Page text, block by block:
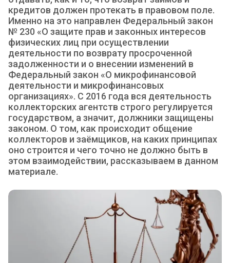
кредитов должен протекать в правовом поле.
Именно на это направлен Федеральный закон
№ 230 «О защите прав и законных интересов
физических лиц при осуществлении
деятельности по возврату просроченной
задолженности и о внесении изменений в
Федеральный закон «О микрофинансовой
деятельности и микрофинансовых
организациях». С 2016 года вся деятельность
коллекторских агентств строго регулируется
государством, а значит, должники защищены
законом. О том, как происходит общение
коллекторов и заёмщиков, на каких принципах
оно строится и чего точно не должно быть в
этом взаимодействии, рассказываем в данном
материале.